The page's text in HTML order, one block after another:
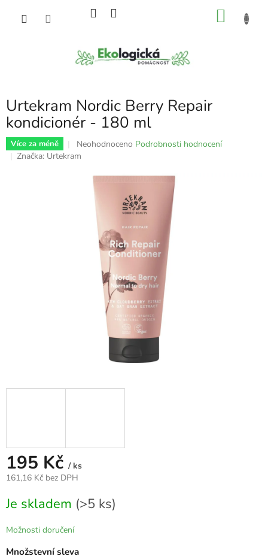
Urtekram Nordic Berry Repair
kondicionér - 180 ml
Více za méně
Průměrné
hodnocení
hvězdiček.
Neohodnoceno Podrobnosti hodnocení
Značka: Urtekram
195 Kč / ks
161,16 Kč bez DPH
cena:
Je skladem (>5 ks)
Možnosti doručení
Množstevní sleva